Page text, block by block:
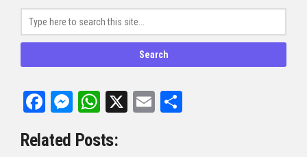
Facebook
Messenger
WhatsApp
X Email
Related Posts: